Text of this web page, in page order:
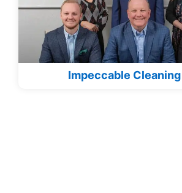
Impeccable Cleaning